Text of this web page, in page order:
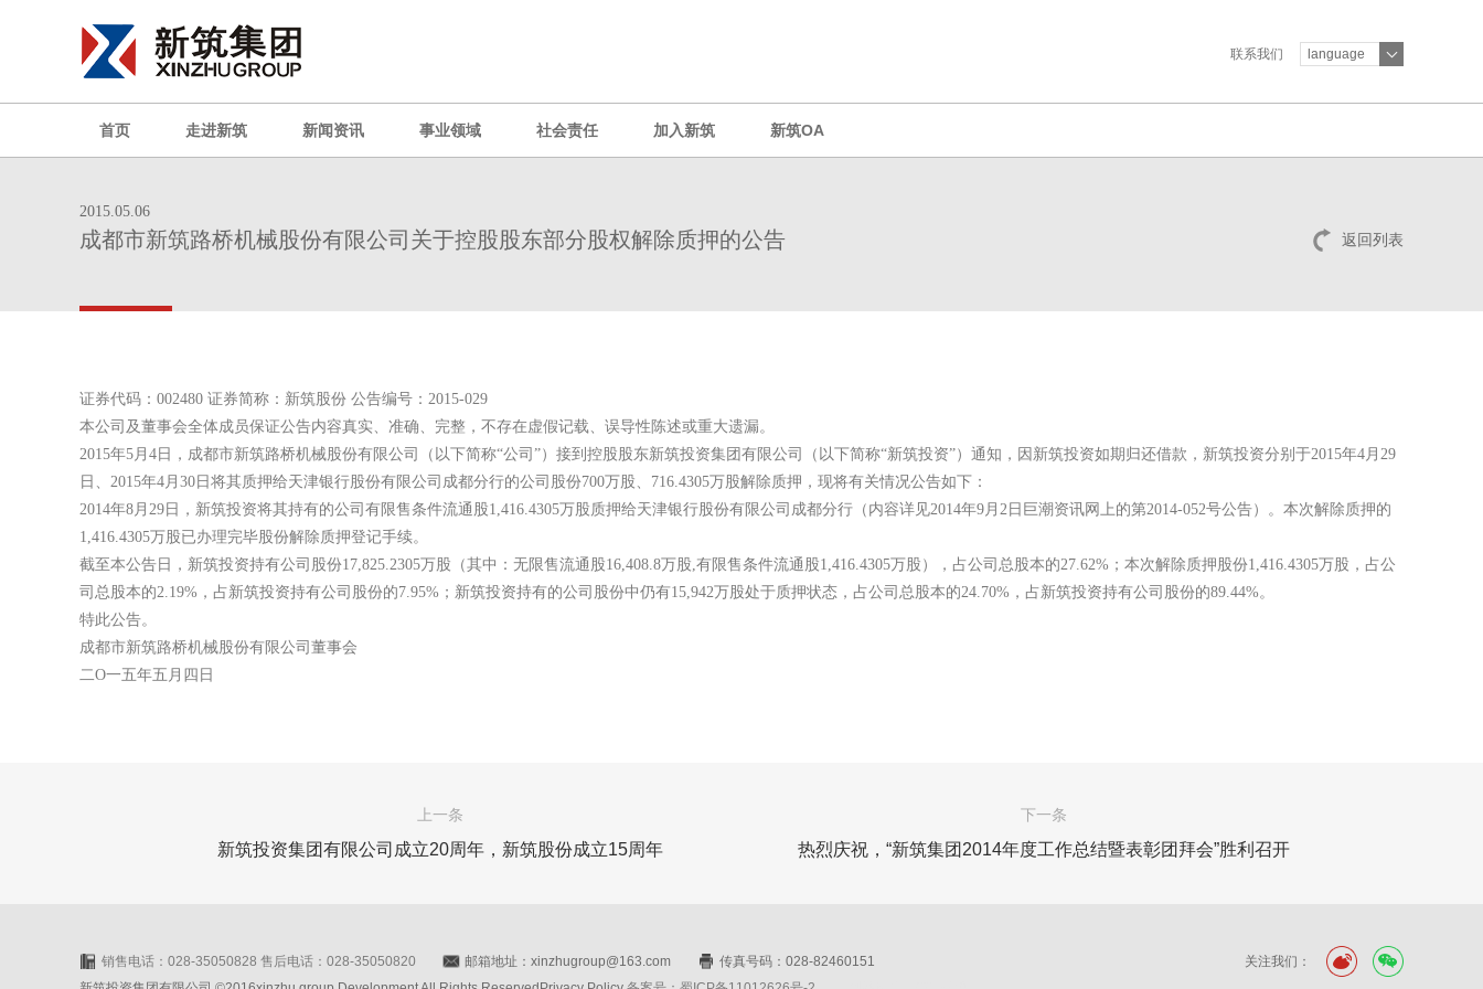
联系我们 language
首页 走进新筑 新闻资讯 事业领域 社会责任 加入新筑 新筑OA
返回列表
2015.05.06
成都市新筑路桥机械股份有限公司关于控股股东部分股权解除质押的公告
证券代码：002480 证券简称：新筑股份 公告编号：2015-029
本公司及董事会全体成员保证公告内容真实、准确、完整，不存在虚假记载、误导性陈述或重大遗漏。
2015年5月4日，成都市新筑路桥机械股份有限公司（以下简称“公司”）接到控股股东新筑投资集团有限公司（以下简称“新筑投资”）通知，因新筑投资如期归还借款，新筑投资分别于2015年4月29
日、2015年4月30日将其质押给天津银行股份有限公司成都分行的公司股份700万股、716.4305万股解除质押，现将有关情况公告如下：
2014年8月29日，新筑投资将其持有的公司有限售条件流通股1,416.4305万股质押给天津银行股份有限公司成都分行（内容详见2014年9月2日巨潮资讯网上的第2014-052号公告）。本次解除质押的
1,416.4305万股已办理完毕股份解除质押登记手续。
截至本公告日，新筑投资持有公司股份17,825.2305万股（其中：无限售流通股16,408.8万股,有限售条件流通股1,416.4305万股），占公司总股本的27.62%；本次解除质押股份1,416.4305万股，占公
司总股本的2.19%，占新筑投资持有公司股份的7.95%；新筑投资持有的公司股份中仍有15,942万股处于质押状态，占公司总股本的24.70%，占新筑投资持有公司股份的89.44%。
特此公告。
成都市新筑路桥机械股份有限公司董事会
二O一五年五月四日
上一条
新筑投资集团有限公司成立20周年，新筑股份成立15周年
下一条
热烈庆祝，“新筑集团2014年度工作总结暨表彰团拜会”胜利召开
关注我们：
销售电话：028-35050828 售后电话：028-35050820 邮箱地址：xinzhugroup@163.com
传真号码：028-82460151